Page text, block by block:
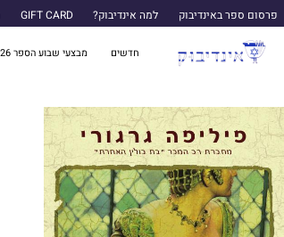
פרסום ספר באינדיבוק למה אינדיבוק? GIFT CARD
חדשים מבצעי שבוע הספר 2026